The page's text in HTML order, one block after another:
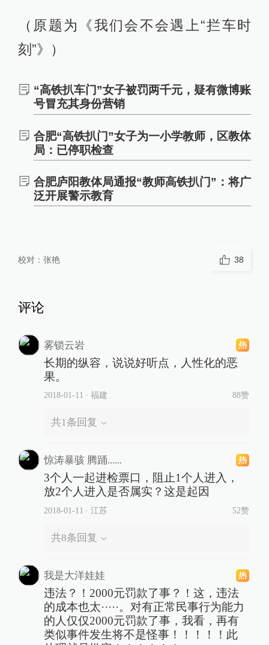
（原题为《我们会不会遇上“拦车时
刻”》）
“高铁扒车门”女子被罚两千元，疑有微博账
号冒充其身份营销
合肥“高铁扒门”女子为一小学教师，区教体
局：已停职检查
合肥庐阳教体局通报“教师高铁扒门”：将广
泛开展警示教育
校对： 张艳 38
评论
雾锁云岩
长期的纵容，说说好听点，人性化的恶
果。
2018-01-11 ∙ 福建 88赞
共1条回复
惊涛暴骇 腾踊......
3个人一起进检票口，阻止1个人进入，
放2个人进入是否属实？这是起因
2018-01-11 ∙ 江苏 52赞
共8条回复
我是大洋娃娃
违法？！2000元罚款了事？！这，违法
的成本也太·····。对有正常民事行为能力
的人仅仅2000元罚款了事，我看，再有
类似事件发生将不是怪事！！！！！此